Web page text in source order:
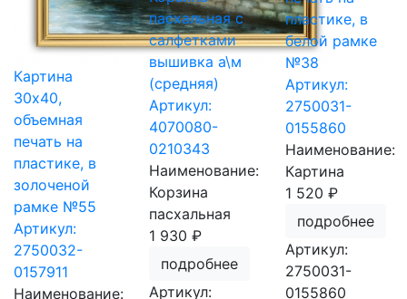
Картина
30х40,
объемная
печать на
пластике, в
золоченой
рамке №55
Артикул:
2750032-
0157911
Наименование:
пасхальная с
салфетками
вышивка а\м
(средняя)
Артикул:
4070080-
0210343
Наименование:
Корзина
пасхальная
1 930 ₽
подробнее
Артикул:
пластике, в
белой рамке
№38
Артикул:
2750031-
0155860
Наименование:
Картина
1 520 ₽
подробнее
Артикул:
2750031-
0155860